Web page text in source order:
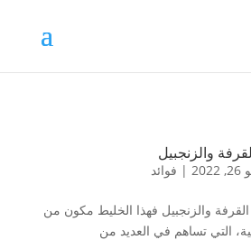
والزنجبيل
| فوائد
والزنجبيل فهذا الخليط مكون من
التي تساهم في العديد من